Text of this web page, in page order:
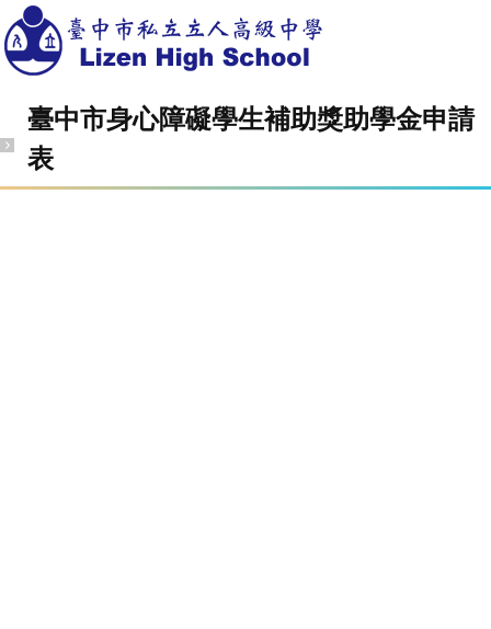
臺中市身心障礙學生補助獎助學金申請
表